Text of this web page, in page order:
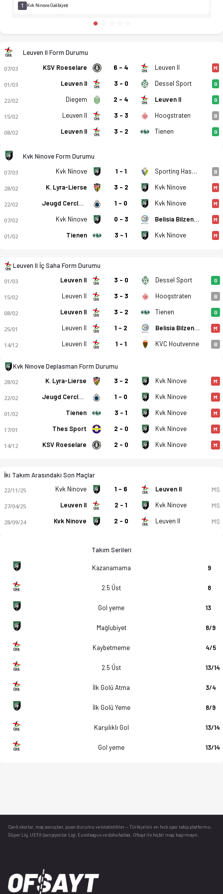
Leuven II - Kvk Ninove 1-4 bitti. Gol anları, kadro,
1 Kvk Ninove Galibiyeti
Leuven II Form Durumu
07/03 KSV Roeselare 6 - 4 Leuven II M
01/03 Leuven II 3 - 0 Dessel Sport G
22/02 Diegem 2 - 4 Leuven II G
15/02 Leuven II 3 - 3 Hoogstraten B
08/02 Leuven II 3 - 2 Tienen G
Kvk Ninove Form Durumu
07/03 Kvk Ninove 1 - 1 Sporting Hasselt B
28/02 K. Lyra-Lierse 3 - 2 Kvk Ninove M
22/02 Jeugd Cercle Brugge U21 1 - 0 Kvk Ninove M
07/02 Kvk Ninove 0 - 3 Belisia Bilzen SV M
01/02 Tienen 3 - 1 Kvk Ninove M
Leuven II İç Saha Form Durumu
01/03 Leuven II 3 - 0 Dessel Sport G
15/02 Leuven II 3 - 3 Hoogstraten B
08/02 Leuven II 3 - 2 Tienen G
25/01 Leuven II 1 - 2 Belisia Bilzen SV M
14/12 Leuven II 1 - 1 KVC Houtvenne B
Kvk Ninove Deplasman Form Durumu
28/02 K. Lyra-Lierse 3 - 2 Kvk Ninove M
22/02 Jeugd Cercle Brugge U21 1 - 0 Kvk Ninove M
01/02 Tienen 3 - 1 Kvk Ninove M
17/01 Thes Sport 2 - 0 Kvk Ninove M
14/12 KSV Roeselare 2 - 0 Kvk Ninove M
İki Takım Arasındaki Son Maçlar
22/11/25 Kvk Ninove 1 - 6 Leuven II MS
27/04/25 Leuven II 2 - 1 Kvk Ninove MS
28/09/24 Kvk Ninove 2 - 0 Leuven II MS
Takım Serileri
Kazanamama 9
2.5 Üst 8
Gol yeme 13
Mağlubiyet 8/9
Kaybetmeme 4/5
2.5 Üst 13/14
İlk Golü Atma 3/4
İlk Golü Yeme 8/9
Karşılıklı Gol 13/14
Gol yeme 13/14
Canlı skorlar , maç sonuçları, puan durumu ve istatistikler — Türkiye’nin en hızlı spor takip platformu.
Süper Lig, UEFA Şampiyonlar Ligi, Euroleague ve daha fazlası. Ofsayt ile hiçbir maçı kaçırmayın.